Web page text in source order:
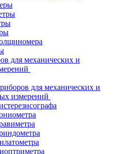
для механических и
для механических и
измерений